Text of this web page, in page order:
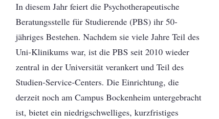
In diesem Jahr feiert die Psychotherapeutische
Beratungsstelle für Studierende (PBS) ihr 50-
jähriges Bestehen. Nachdem sie viele Jahre Teil des
Uni-Klinikums war, ist die PBS seit 2010 wieder
zentral in der Universität verankert und Teil des
Studien-Service-Centers. Die Einrichtung, die
derzeit noch am Campus Bockenheim untergebracht
ist, bietet ein niedrigschwelliges, kurzfristiges